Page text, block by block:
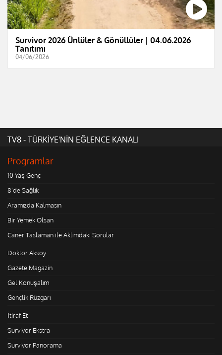
Survivor 2026 Ünlüler & Gönüllüler | 04.06.2026
Tanıtımı
04/06/2026
TV8 - TÜRKİYE'NİN EĞLENCE KANALI
Programlar
10 Yaş Genç
8'de Sağlık
Aramızda Kalmasın
Bir Yemek Olsan
Caner Taslaman ile Aklımdaki Sorular
Doktor Aksoy
Gazete Magazin
Gel Konuşalım
Gençlik Rüzgarı
İtiraf Et
Survivor Ekstra
Survivor Panorama